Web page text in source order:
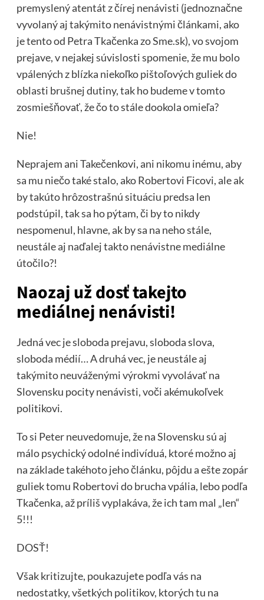
premyslený atentát z čírej nenávisti (jednoznačne
vyvolaný aj takýmito nenávistnými článkami, ako
je tento od Petra Tkačenka zo Sme.sk), vo svojom
prejave, v nejakej súvislosti spomenie, že mu bolo
vpálených z blízka niekoľko pištoľových guliek do
oblasti brušnej dutiny, tak ho budeme v tomto
zosmiešňovať, že čo to stále dookola omieľa?
Nie!
Neprajem ani Takečenkovi, ani nikomu inému, aby
sa mu niečo také stalo, ako Robertovi Ficovi, ale ak
by takúto hrôzostrašnú situáciu predsa len
podstúpil, tak sa ho pýtam, či by to nikdy
nespomenul, hlavne, ak by sa na neho stále,
neustále aj naďalej takto nenávistne mediálne
útočilo?!
Naozaj už dosť takejto
mediálnej nenávisti!
Jedná vec je sloboda prejavu, sloboda slova,
sloboda médií… A druhá vec, je neustále aj
takýmito neuváženými výrokmi vyvolávať na
Slovensku pocity nenávisti, voči akémukoľvek
politikovi.
To si Peter neuvedomuje, že na Slovensku sú aj
málo psychický odolné indivíduá, ktoré možno aj
na základe takéhoto jeho článku, pôjdu a ešte zopár
guliek tomu Robertovi do brucha vpália, lebo podľa
Tkačenka, až príliš vyplakáva, že ich tam mal „len“
5!!!
DOSŤ!
Však kritizujte, poukazujete podľa vás na
nedostatky, všetkých politikov, ktorých tu na